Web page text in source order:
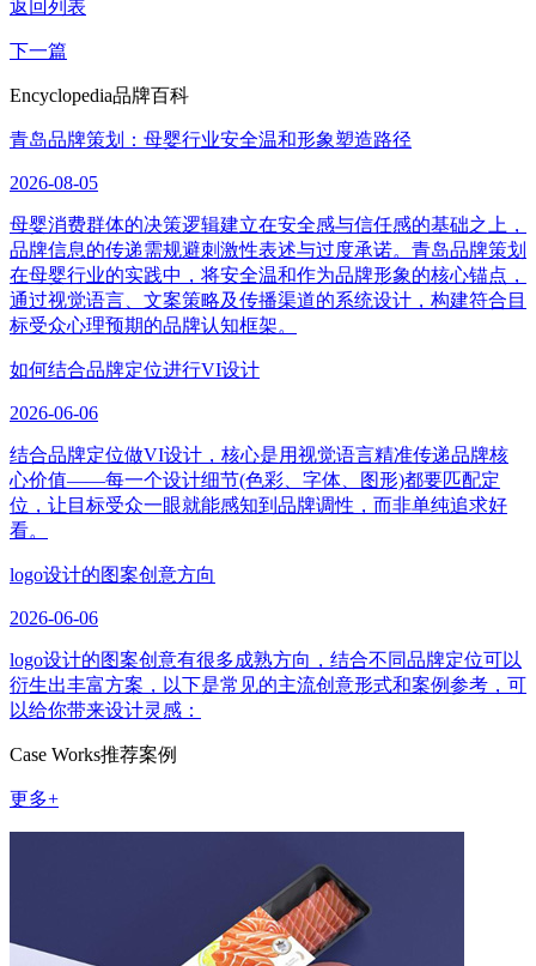
返回列表
下一篇
Encyclopedia品牌百科
青岛品牌策划：母婴行业安全温和形象塑造路径
2026-08-05
母婴消费群体的决策逻辑建立在安全感与信任感的基础之上，
品牌信息的传递需规避刺激性表述与过度承诺。青岛品牌策划
在母婴行业的实践中，将安全温和作为品牌形象的核心锚点，
通过视觉语言、文案策略及传播渠道的系统设计，构建符合目
标受众心理预期的品牌认知框架。
如何结合品牌定位进行VI设计
2026-06-06
结合品牌定位做VI设计，核心是用视觉语言精准传递品牌核
心价值——每一个设计细节(色彩、字体、图形)都要匹配定
位，让目标受众一眼就能感知到品牌调性，而非单纯追求好
看。
logo设计的图案创意方向
2026-06-06
logo设计的图案创意有很多成熟方向，结合不同品牌定位可以
衍生出丰富方案，以下是常见的主流创意形式和案例参考，可
以给你带来设计灵感：
Case Works推荐案例
更多+